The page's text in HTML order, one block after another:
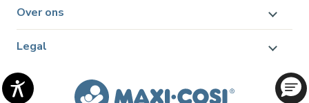
Over ons
Legal